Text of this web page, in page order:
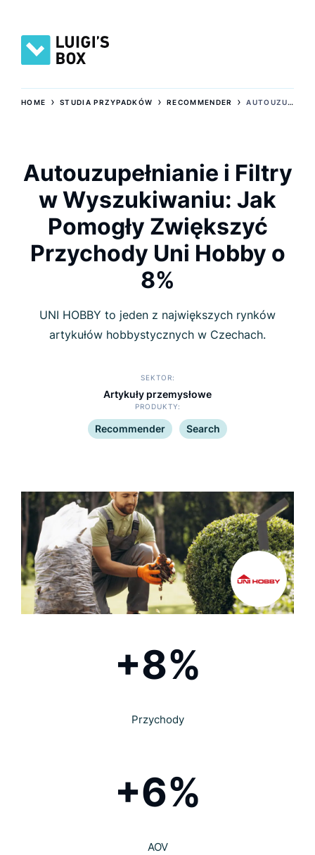
HOME ›STUDIA PRZYPADKÓW ›RECOMMENDER ›AUTOUZUPEŁNIANIE I FILTRY W WYSZUKIWANIU: JAK POMOGŁY ZWIĘKSZYĆ PRZYCHODY UNI HOBBY O 8%
Autouzupełnianie i Filtry
w Wyszukiwaniu: Jak
Pomogły Zwiększyć
Przychody Uni Hobby o
8%
UNI HOBBY to jeden z największych rynków
artykułów hobbystycznych w Czechach.
SEKTOR
Artykuły przemysłowe
PRODUKTY
Recommender Search
+8%
Przychody
+6%
AOV